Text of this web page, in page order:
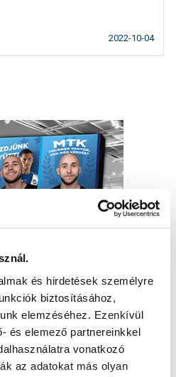
és hirdetések személyre
biztosításához,
elemzéséhez. Ezenkívül
és elemező partnereinkkel
vonatkozó
az adatokat más olyan
2022-10-04